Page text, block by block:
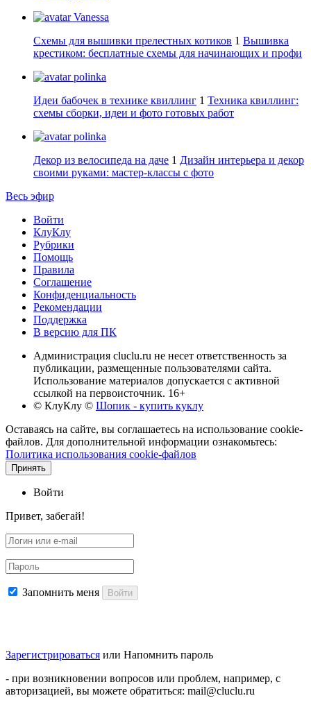
Vanessa
Схемы для вышивки прелестных котиков 1 Вышивка
крестиком: бесплатные схемы для начинающих и профи
polinka
Идеи бабочек в технике квиллинг 1 Техника квиллинг:
схемы сборки, идеи и фото готовых работ
polinka
Декор из велосипеда на даче 1 Дизайн интерьера и декор
своими руками: мастер-классы с фото
Весь эфир
Войти
КлуКлу
Рубрики
Помощь
Правила
Соглашение
Конфиденциальность
Рекомендации
Поддержка
В версию для ПК
Администрация cluclu.ru не несет ответственность за
публикации, размещенные пользователями сайта.
Использование материалов допускается с активной
ссылкой на первоисточник. 16+
© КлуКлу © Шопик - купить куклу
Оставаясь на сайте, вы соглашаетесь на использование cookie-
файлов. Для дополнительной информации ознакомьтесь:
Политика использования cookie-файлов
Принять
Войти
Привет, забегай!
Запомнить меня Войти
Зарегистрироваться или Напомнить пароль
- при возникновении вопросов или проблем, например, с
авторизацией, вы можете обратиться: mail@cluclu.ru